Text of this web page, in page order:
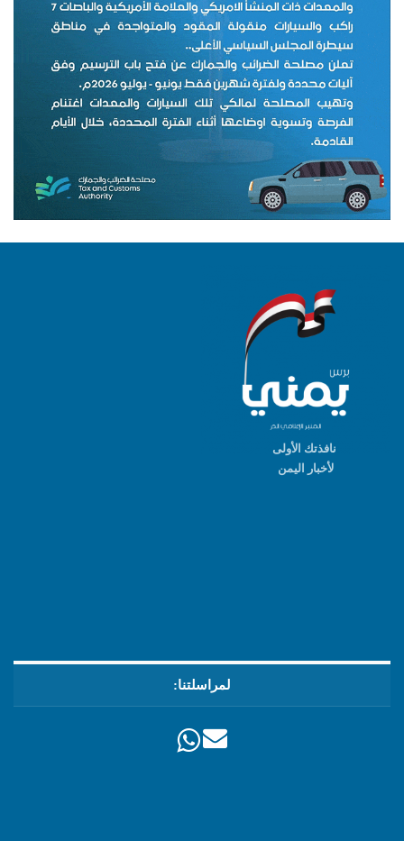
نافذتك الأولى
لأخبار اليمن
لمراسلتنا: